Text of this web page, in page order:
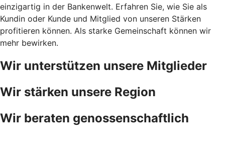
einzigartig in der Bankenwelt. Erfahren Sie, wie Sie als
Kundin oder Kunde und Mitglied von unseren Stärken
profitieren können. Als starke Gemeinschaft können wir
mehr bewirken.
Wir unterstützen unsere Mitglieder
Wir stärken unsere Region
Wir beraten genossenschaftlich